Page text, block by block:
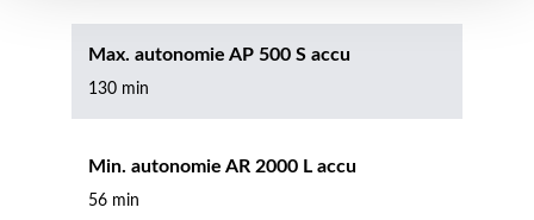
Max. autonomie AP 500 S accu
130 min
Min. autonomie AR 2000 L accu
56 min